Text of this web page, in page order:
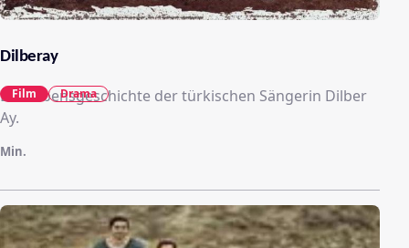
Dilberay
Die Lebensgeschichte der türkischen Sängerin Dilber
Ay.
Min.
Film Drama